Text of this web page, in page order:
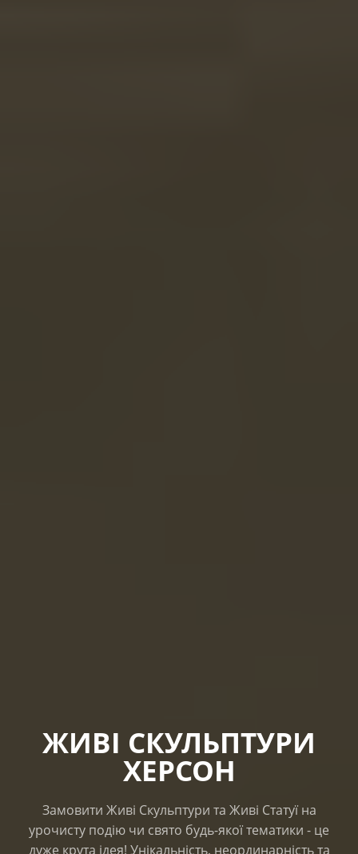
ЖИВІ СКУЛЬПТУРИ
ХЕРСОН
Замовити Живі Скульптури та Живі Статуї на
урочисту подію чи свято будь-якої тематики - це
дуже крута ідея! Унікальність, неординарність та